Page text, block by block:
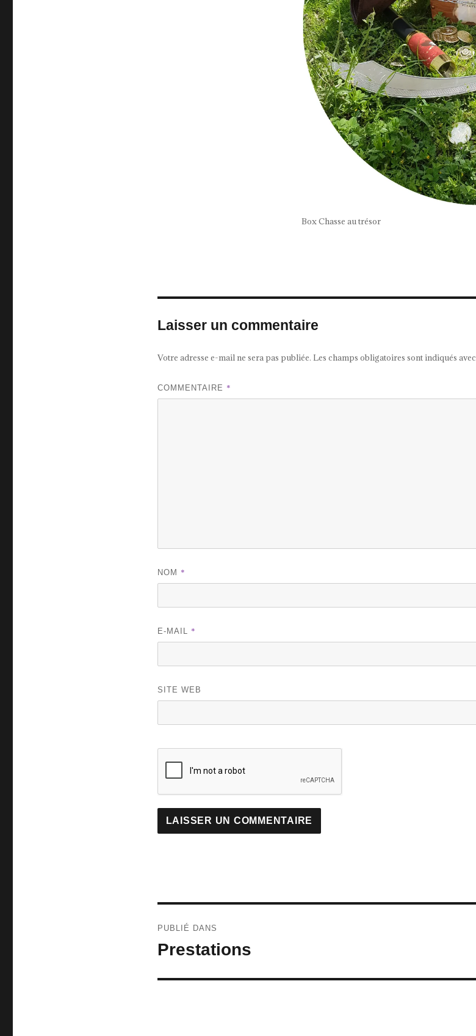
Box Chasse au trésor
Laisser un commentaire
Votre adresse e-mail ne sera pas publiée. Les champs obligatoires sont indiqués avec
COMMENTAIRE *
NOM *
E-MAIL *
SITE WEB
de
PUBLIÉ DANS
Prestations